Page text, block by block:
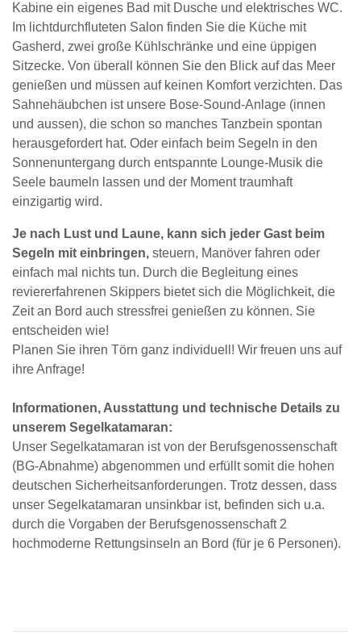
Kabine ein eigenes Bad mit Dusche und elektrisches WC.
Im lichtdurchfluteten Salon finden Sie die Küche mit
Gasherd, zwei große Kühlschränke und eine üppigen
Sitzecke. Von überall können Sie den Blick auf das Meer
genießen und müssen auf keinen Komfort verzichten. Das
Sahnehäubchen ist unsere Bose-Sound-Anlage (innen
und aussen), die schon so manches Tanzbein spontan
herausgefordert hat. Oder einfach beim Segeln in den
Sonnenuntergang durch entspannte Lounge-Musik die
Seele baumeln lassen und der Moment traumhaft
einzigartig wird.
Je nach Lust und Laune, kann sich jeder Gast beim
Segeln mit einbringen, steuern, Manöver fahren oder
einfach mal nichts tun. Durch die Begleitung eines
reviererfahrenen Skippers bietet sich die Möglichkeit, die
Zeit an Bord auch stressfrei genießen zu können. Sie
entscheiden wie!
Planen Sie ihren Törn ganz individuell! Wir freuen uns auf
ihre Anfrage!
Informationen, Ausstattung und technische Details zu
unserem Segelkatamaran:
Unser Segelkatamaran ist von der Berufsgenossenschaft
(BG-Abnahme) abgenommen und erfüllt somit die hohen
deutschen Sicherheitsanforderungen. Trotz dessen, dass
unser Segelkatamaran unsinkbar ist, befinden sich u.a.
durch die Vorgaben der Berufsgenossenschaft 2
hochmoderne Rettungsinseln an Bord (für je 6 Personen).